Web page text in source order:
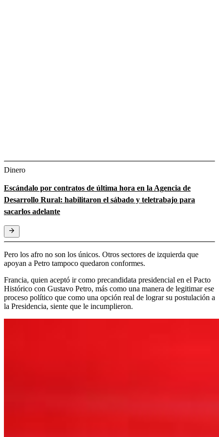
Dinero
Escándalo por contratos de última hora en la Agencia de
Desarrollo Rural: habilitaron el sábado y teletrabajo para
sacarlos adelante
Pero los afro no son los únicos. Otros sectores de izquierda que
apoyan a Petro tampoco quedaron conformes.
Francia, quien aceptó ir como precandidata presidencial en el Pacto
Histórico con Gustavo Petro, más como una manera de legitimar ese
proceso político que como una opción real de lograr su postulación a
la Presidencia, siente que le incumplieron.